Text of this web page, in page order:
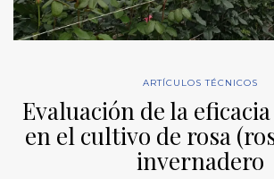
ARTÍCULOS TÉCNICOS
Evaluación de la
en el cultivo de rosa
invernadero